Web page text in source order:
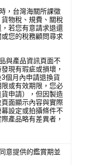
，台灣海關所課徵
物稅、規費、關稅
若您有意請求退還
您的稅務顧問尋求
與產品資訊頁面不
現有瑕疵或損壞，
個月內申請退換貨
限或有效期限，您必
申請），但因製造
面顯示內容與實際
設定或拍攝條件不
產品略有差異者，
意提供的鑑賞期並